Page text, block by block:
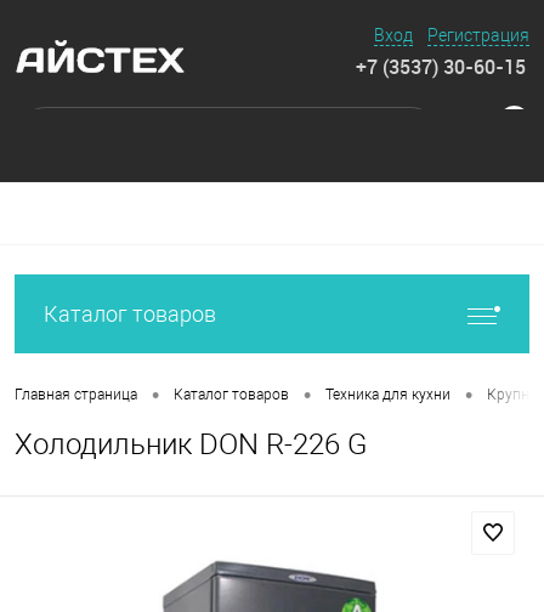
Вход Регистрация
+7 (3537) 30-60-15
Каталог товаров
Главная страница • Каталог товаров • Техника для кухни •
Холодильник DON R-226 G